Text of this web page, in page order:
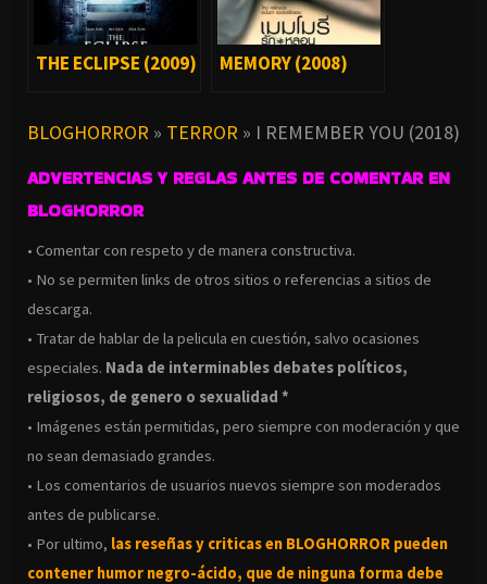
THE ECLIPSE (2009) MEMORY (2008)
BLOGHORROR » TERROR » I REMEMBER YOU (2018)
ADVERTENCIAS Y REGLAS ANTES DE COMENTAR EN
BLOGHORROR
• Comentar con respeto y de manera constructiva.
• No se permiten links de otros sitios o referencias a sitios de
descarga.
• Tratar de hablar de la pelicula en cuestión, salvo ocasiones
especiales. Nada de interminables debates políticos,
religiosos, de genero o sexualidad *
• Imágenes están permitidas, pero siempre con moderación y que
no sean demasiado grandes.
• Los comentarios de usuarios nuevos siempre son moderados
antes de publicarse.
• Por ultimo, las reseñas y criticas en BLOGHORROR pueden
contener humor negro-ácido, que de ninguna forma debe